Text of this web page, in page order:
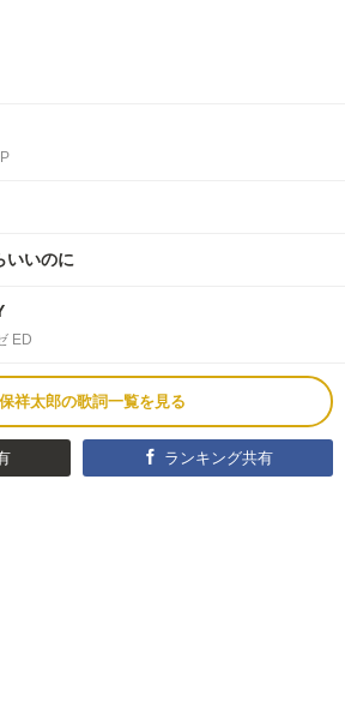
いいのに
ED
祥太郎の歌詞一覧を見る
ランキング共有